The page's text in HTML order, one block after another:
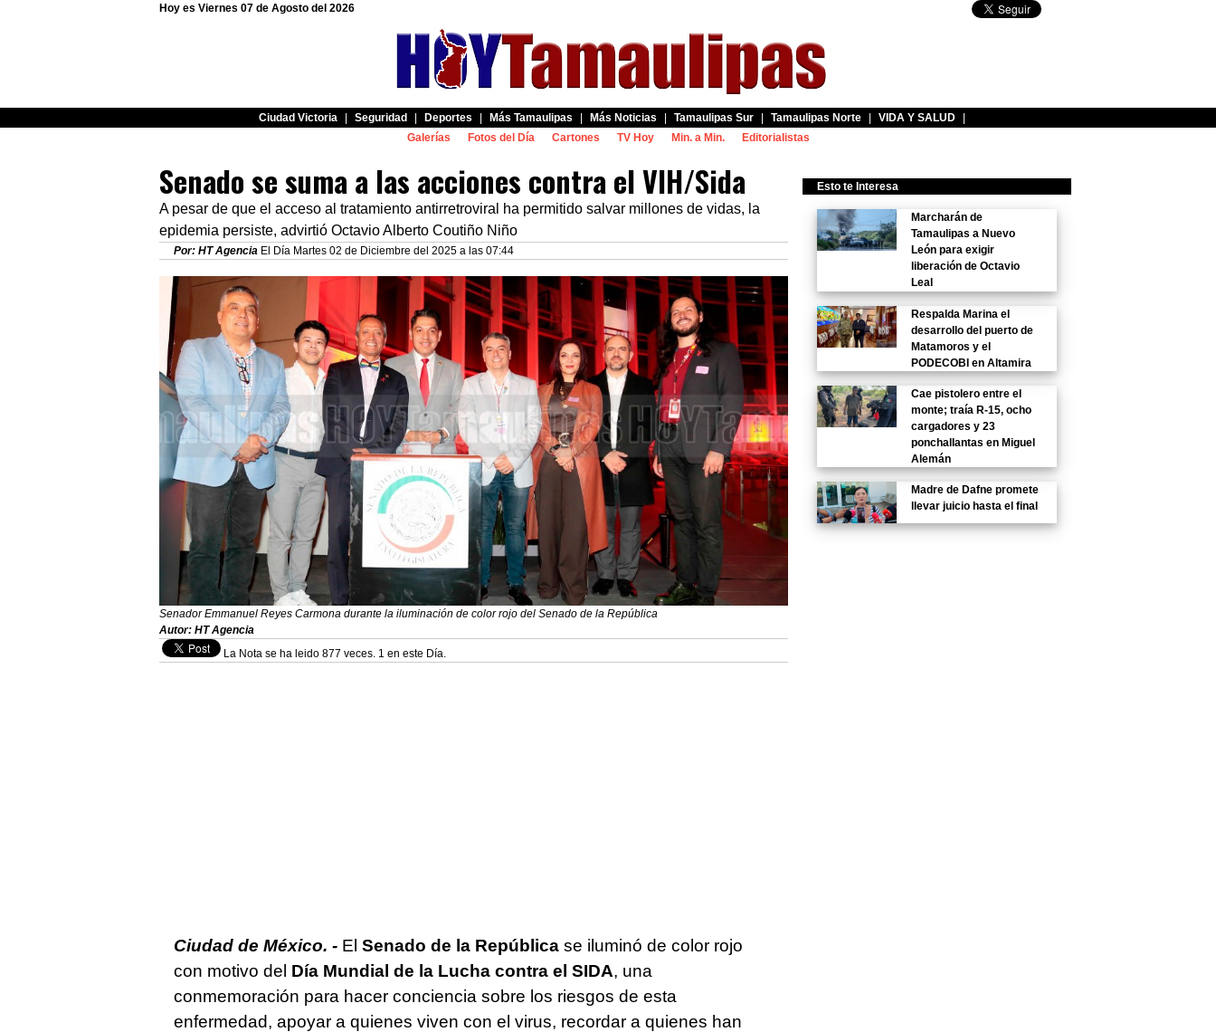
Hoy es Viernes 07 de Agosto del 2026
Ciudad Victoria Seguridad Deportes Más Tamaulipas Más Noticias Tamaulipas Sur Tamaulipas Norte VIDA Y SALUD
Galerías
Fotos del Día Cartones TV Hoy Min. a Min. Editorialistas
Senado se suma a las acciones contra el VIH/Sida
A pesar de que el acceso al tratamiento antirretroviral ha permitido salvar millones de vidas, la
epidemia persiste, advirtió Octavio Alberto Coutiño Niño
Por: HT Agencia El Día Martes 02 de Diciembre del 2025 a las 07:44
Senador Emmanuel Reyes Carmona durante la iluminación de color rojo del Senado de la República
Autor: HT Agencia
La Nota se ha leido 877 veces. 1 en este Día.
Ciudad de México. - El Senado de la República se iluminó de color rojo
con motivo del Día Mundial de la Lucha contra el SIDA, una
conmemoración para hacer conciencia sobre los riesgos de esta
enfermedad, apoyar a quienes viven con el virus, recordar a quienes han
Esto te Interesa
Marcharán de
Tamaulipas a Nuevo
León para exigir
liberación de Octavio
Leal
Respalda Marina el
desarrollo del puerto de
Matamoros y el
PODECOBI en Altamira
Cae pistolero entre el
monte; traía R-15, ocho
cargadores y 23
ponchallantas en Miguel
Alemán
Madre de Dafne promete
llevar juicio hasta el final